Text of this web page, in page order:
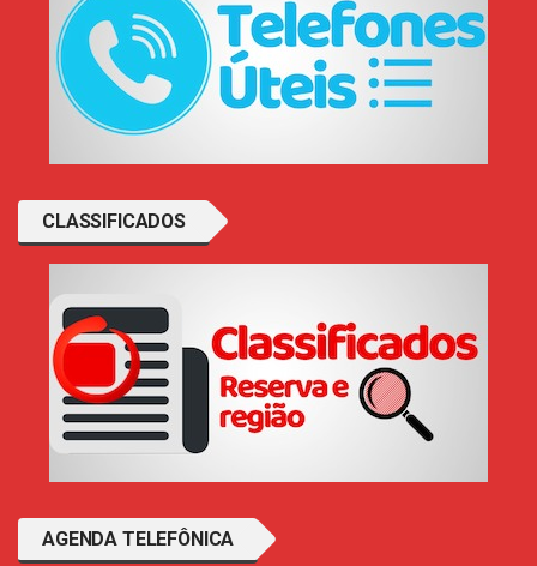
CLASSIFICADOS
AGENDA TELEFÔNICA